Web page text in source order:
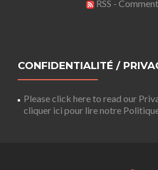
RSS -
CONFIDENTIALITÉ /
Please click here to read our
cliquer ici pour lire notre